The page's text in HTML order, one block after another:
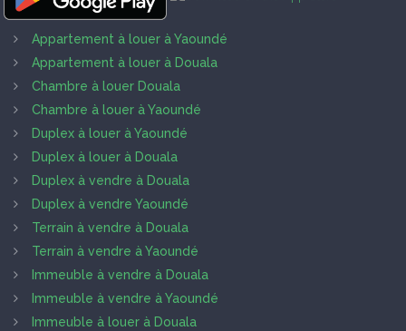
Appartement à louer à Yaoundé
Appartement à louer à Douala
Chambre à louer Douala
Chambre à louer à Yaoundé
Duplex à louer à Yaoundé
Duplex à louer à Douala
Duplex à vendre à Douala
Duplex à vendre Yaoundé
Terrain à vendre à Douala
Terrain à vendre à Yaoundé
Immeuble à vendre à Douala
Immeuble à vendre à Yaoundé
Immeuble à louer à Douala